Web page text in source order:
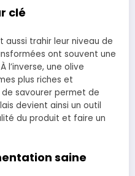
clé
aussi trahir leur niveau de
ont souvent une
l’inverse, une olive
plus riches et
savourer permet de
devient ainsi un outil
du produit et faire un
saine